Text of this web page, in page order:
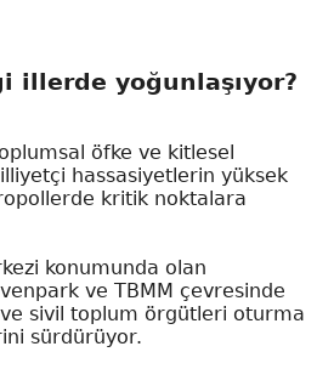
illerde yoğunlaşıyor?
öfke ve kitlesel
hassasiyetlerin yüksek
kritik noktalara
konumunda olan
ve TBMM çevresinde
ve sivil toplum örgütleri oturma
sürdürüyor.